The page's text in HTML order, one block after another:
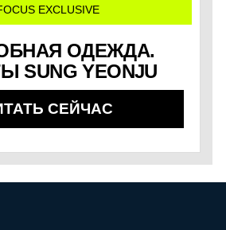
EXCLUSIVE
ОДЕЖДА.
SUNG YEONJU
СЕЙЧАС